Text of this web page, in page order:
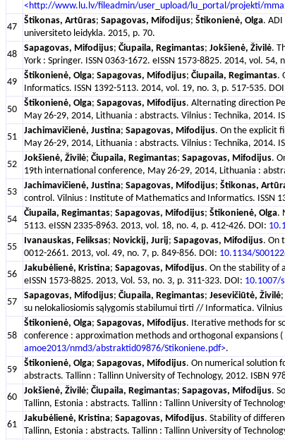
<http://www.lu.lv/fileadmin/user_upload/lu_portal/projekti/
47
Štikonas, Artūras; Sapagovas, Mifodijus; Štikonienė, Olga.
universiteto leidykla. 2015, p. 70.
48
Sapagovas, Mifodijus; Čiupaila, Regimantas; Jokšienė, Živilė.
York : Springer. ISSN 0363-1672. eISSN 1573-8825. 2014, vol. 54,
49
Štikonienė, Olga; Sapagovas, Mifodijus; Čiupaila, Regimantas.
Informatics. ISSN 1392-5113. 2014, vol. 19, no. 3, p. 517-535.
50
Štikonienė, Olga; Sapagovas, Mifodijus. Alternating direction
May 26-29, 2014, Lithuania : abstracts. Vilnius : Technika, 2014.
51
Jachimavičienė, Justina; Sapagovas, Mifodijus. On the explicit
May 26-29, 2014, Lithuania : abstracts. Vilnius : Technika, 2014.
52
Jokšienė, Živilė; Čiupaila, Regimantas; Sapagovas, Mifodijus.
19th international conference, May 26-29, 2014, Lithuania :
53
Jachimavičienė, Justina; Sapagovas, Mifodijus; Štikonas,
control. Vilnius : Institute of Mathematics and Informatics. ISSN
54
Čiupaila, Regimantas; Sapagovas, Mifodijus; Štikonienė, Olga.
5113. eISSN 2335-8963. 2013, vol. 18, no. 4, p. 412-426. DOI:
55
Ivanauskas, Feliksas; Novickij, Jurij; Sapagovas, Mifodijus. On
0012-2661. 2013, vol. 49, no. 7, p. 849-856. DOI: 10.1134/
56
Jakubėlienė, Kristina; Sapagovas, Mifodijus. On the stability of
eISSN 1573-8825. 2013, Vol. 53, no. 3, p. 311-323. DOI: 10.1007/
57
Sapagovas, Mifodijus; Čiupaila, Regimantas; Jesevičiūtė, Živilė;
su nelokaliosiomis sąlygomis stabilumui tirti // Informatica.
58
Štikonienė, Olga; Sapagovas, Mifodijus. Iterative methods for
conference : approximation methods and orthogonal
amoe2013/nmd3/abstraktid09876/Stikoniene.pdf>.
59
Štikonienė, Olga; Sapagovas, Mifodijus. On numerical solution
abstracts. Tallinn : Tallinn University of Technology, 2012. ISBN
60
Jokšienė, Živilė; Čiupaila, Regimantas; Sapagovas, Mifodijus.
Tallinn, Estonia : abstracts. Tallinn : Tallinn University of
61
Jakubėlienė, Kristina; Sapagovas, Mifodijus. Stability of
Tallinn, Estonia : abstracts. Tallinn : Tallinn University of